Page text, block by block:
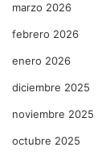
marzo 2026
febrero 2026
enero 2026
diciembre 2025
noviembre 2025
octubre 2025